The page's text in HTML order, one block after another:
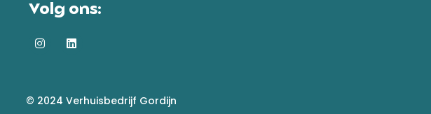
Volg ons:
© 2024 Verhuisbedrijf Gordijn